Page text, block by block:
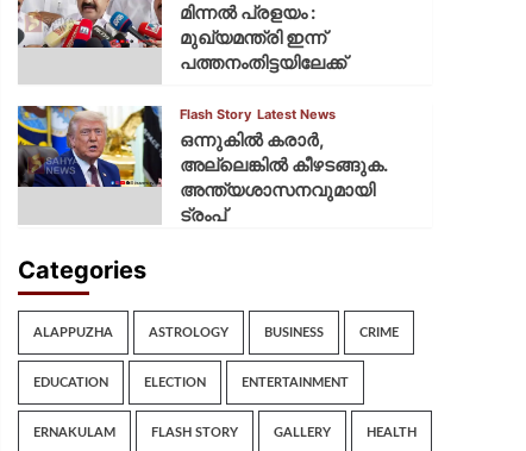
മിന്നല്‍ പ്രളയം :
മുഖ്യമന്ത്രി ഇന്ന്
പത്തനംതിട്ടയിലേക്ക്
Flash Story Latest News
ഒന്നുകില്‍ കരാര്‍,
അല്ലെങ്കില്‍ കീഴടങ്ങുക.
അന്ത്യശാസനവുമായി
ട്രംപ്
Categories
ALAPPUZHA ASTROLOGY BUSINESS CRIME
EDUCATION ELECTION ENTERTAINMENT
ERNAKULAM FLASH STORY GALLERY HEALTH